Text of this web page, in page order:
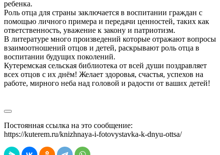
ребенка.
Роль отца для страны заключается в воспитании граждан с
помощью личного примера и передачи ценностей, таких как
ответственность, уважение к закону и патриотизм.
В литературе много произведений которые отражают вопросы
взаимоотношений отцов и детей, раскрывают роль отца в
воспитании будущих поколений.
Кутеремская сельская библиотека от всей души поздравляет
всех отцов с их днём! Желает здоровья, счастья, успехов на
работе, мирного неба над головой и радости от ваших детей!
Постоянная ссылка на это сообщение:
https://kuterem.ru/knizhnaya-i-fotovystavka-k-dnyu-ottsa/